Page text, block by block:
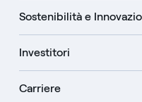
Sostenibilità e
Investitori
Carriere